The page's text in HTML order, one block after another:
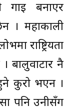
गाई बनाएर
। महाकाली
राष्ट्रियता
बालुवाटार नै
कुरो भएन ।
पनि उनीसँग